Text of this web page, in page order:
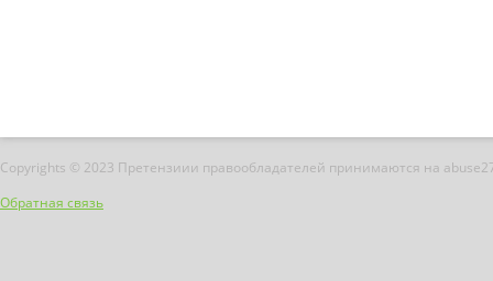
Copyrights © 2023 Претензиии правообладателей принимаются на
Обратная связь